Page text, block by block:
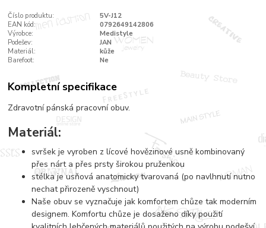
Číslo produktu:
5V-J12
EAN kód:
0792649142806
Výrobce:
Medistyle
Podešev:
JAN
Materiál:
kůže
Barefoot:
Ne
Kompletní specifikace
Zdravotní pánská pracovní obuv.
Materiál:
svršek je vyroben z lícové hovězinové usně kombinovaný
přes nárt a přes prsty širokou pruženkou
stélka je usňová anatomicky tvarovaná (po navlhnutí nutno
nechat přirozeně vyschnout)
Naše obuv se vyznačuje jak komfortem chůze tak moderním
designem. Komfortu chůze je dosaženo díky použití